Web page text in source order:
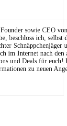
sowie CEO
beschloss ich,
Schnäppchenjäger
im Internet nach den
und Deals für euch!
zu neuen